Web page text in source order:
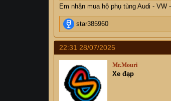
Em nhận mua hộ phụ tùng Audi -
R
e
a
c
t
i
o
n
s
star385960
22:31 28/07/2025
Mr.Mouri
Xe đạp